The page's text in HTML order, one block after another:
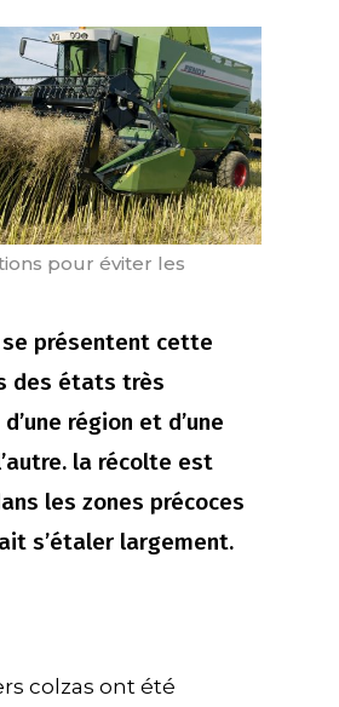
pour éviter les
se présentent cette
des états très
région et d’une
la récolte est
les zones précoces
s’étaler largement.
colzas ont été